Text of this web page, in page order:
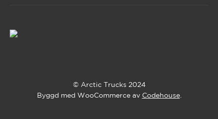
© Arctic Trucks 2024
Byggd med WooCommerce av Codehouse.